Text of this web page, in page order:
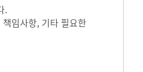
.
임사항, 기타 필요한